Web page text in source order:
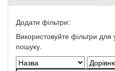
Додати фільтри:
Використовуйте фільтри для
пошуку.